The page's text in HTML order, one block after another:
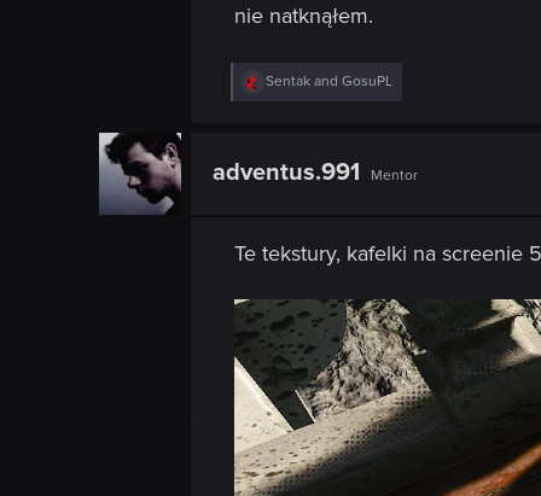
nie natknąłem.
R
e
i
:
Sentak and GosuPL
adventus.991 Mentor
Te tekstury, kafelki na screenie